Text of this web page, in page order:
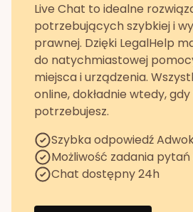
Live Chat to idealne
potrzebujących szybkiej i
prawnej. Dzięki LegalHelp
do natychmiastowej
miejsca i urządzenia.
online, dokładnie wtedy,
potrzebujesz.
Szybka odpowiedź
Możliwość zadania
Chat dostępny 24h